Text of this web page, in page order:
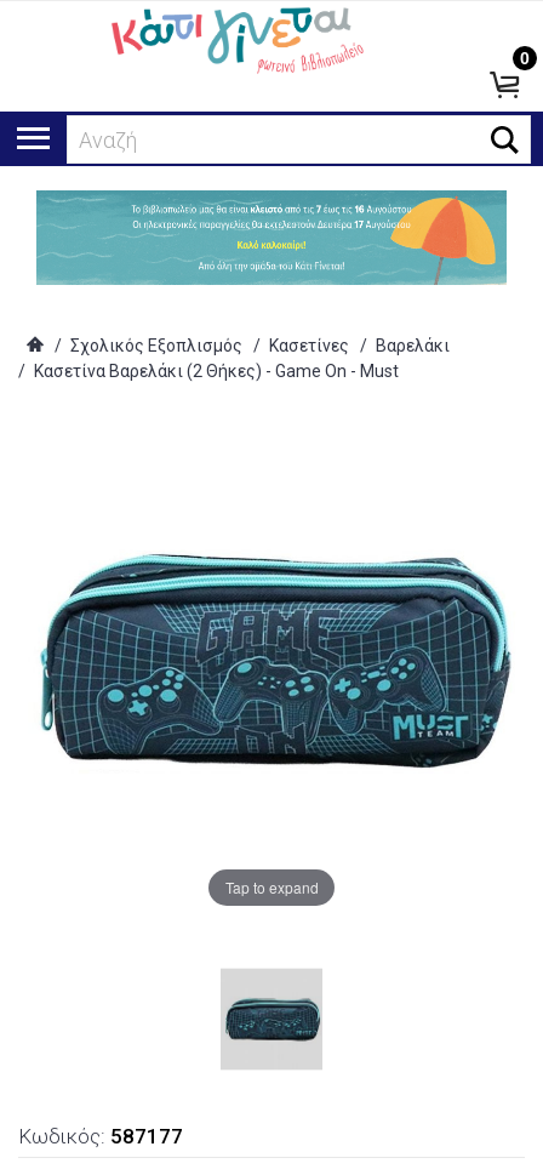
Αναζήτησ
0
/ Σχολικός Εξοπλισμός / Κασετίνες / Βαρελάκι
/ Κασετίνα Βαρελάκι (2 Θήκες) - Game On - Must
Tap to expand
Κωδικός: 587177